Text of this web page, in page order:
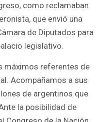
como reclamaban
que envió una
de Diputados para
legislativo.
máximos referentes de
Acompañamos a sus
de argentinos que
la posibilidad de